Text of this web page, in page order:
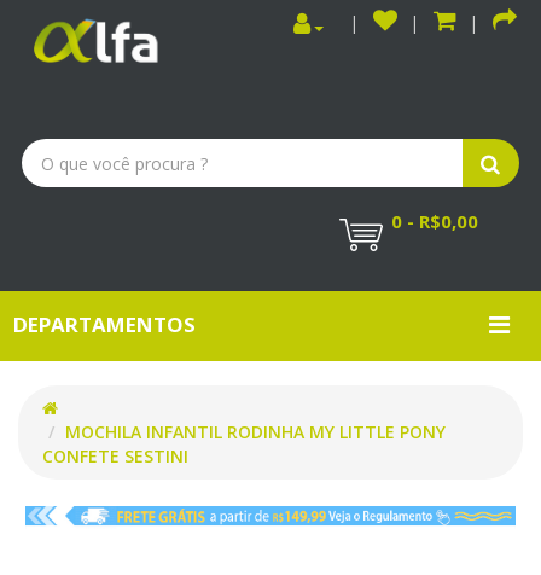
0 - R$0,00
DEPARTAMENTOS
MOCHILA INFANTIL RODINHA MY LITTLE PONY
CONFETE SESTINI